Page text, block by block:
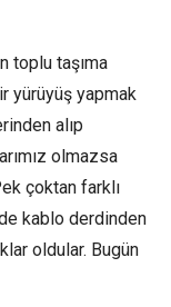
toplu taşıma
yürüyüş yapmak
alıp
olmazsa
çoktan farklı
kablo derdinden
oldular. Bugün